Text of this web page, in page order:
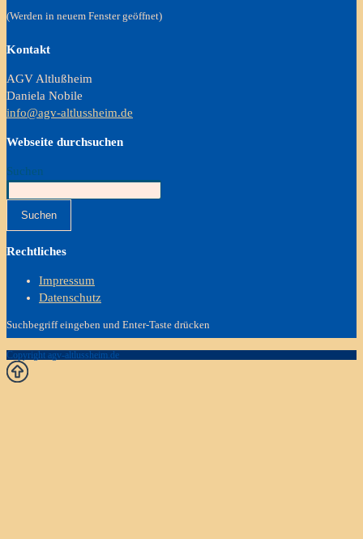
(Werden in neuem Fenster geöffnet)
Kontakt
AGV Altlußheim
Daniela Nobile
info@agv-altlussheim.de
Webseite durchsuchen
Suchen
Suchen
Rechtliches
Impressum
Datenschutz
Suchbegriff eingeben und Enter-Taste drücken
Copyright agv-altlussheim.de